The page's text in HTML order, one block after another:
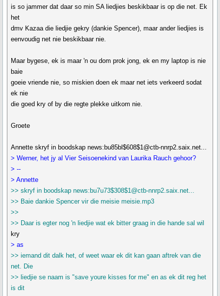
is so jammer dat daar so min SA liedjies beskikbaar is op die net. Ek
het
dmv Kazaa die liedjie gekry (dankie Spencer), maar ander liedjies is
eenvoudig net nie beskikbaar nie.
Maar bygese, ek is maar 'n ou dom prok jong, ek en my laptop is nie
baie
goeie vriende nie, so miskien doen ek maar net iets verkeerd sodat
ek nie
die goed kry of by die regte plekke uitkom nie.
Groete
Annette skryf in boodskap news:bu85bl$608$1@ctb-nnrp2.saix.net...
> Werner, het jy al Vier Seisoenekind van Laurika Rauch gehoor?
> --
> Annette
>> skryf in boodskap news:bu7u73$308$1@ctb-nnrp2.saix.net...
>> Baie dankie Spencer vir die meisie meisie.mp3
>>
>> Daar is egter nog 'n liedjie wat ek bitter graag in die hande sal wil
kry
> as
>> iemand dit dalk het, of weet waar ek dit kan gaan aftrek van die
net. Die
>> liedjie se naam is "save youre kisses for me" en as ek dit reg het
is dit